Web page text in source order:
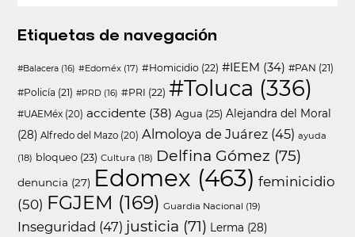
Etiquetas de navegación
#Balacera (16) #Edoméx (17) #Homicidio (22) #IEEM (34) #PAN (21)
#Policía (21) #PRD (16) #PRI (22) #Toluca (336)
#UAEMéx (20) accidente (38) Agua (25) Alejandra del Moral
(28) Alfredo del Mazo (20) Almoloya de Juárez (45) ayuda
(18) bloqueo (23) Cultura (18) Delfina Gómez (75)
denuncia (27) Edomex (463) feminicidio
(50) FGJEM (169) Guardia Nacional (19)
Inseguridad (47) justicia (71) Lerma (28)